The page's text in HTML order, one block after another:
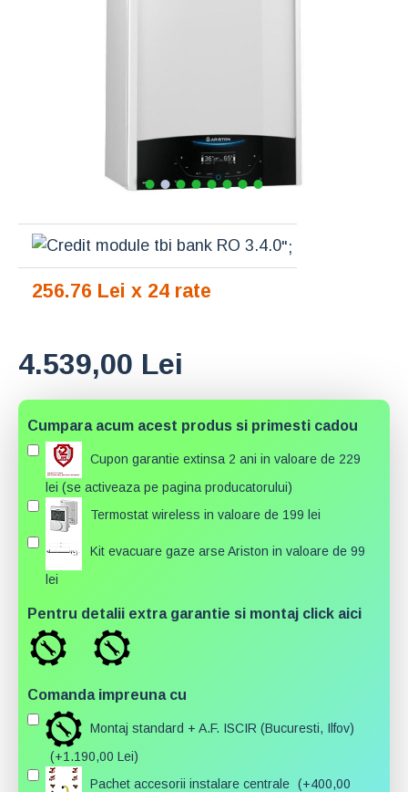
4.539,00 Lei
Cumpara acum acest produs si primesti cadou
Cupon garantie extinsa 2 ani in valoare de 229
lei (se activeaza pe pagina producatorului)
Termostat wireless in valoare de 199 lei
Kit evacuare gaze arse Ariston in valoare de 99
lei
Pentru detalii extra garantie si montaj click aici
Comanda impreuna cu
Montaj standard + A.F. ISCIR (Bucuresti, Ilfov)
(+1.190,00 Lei)
Pachet accesorii instalare centrale (+400,00
";
256.76 Lei x 24 rate